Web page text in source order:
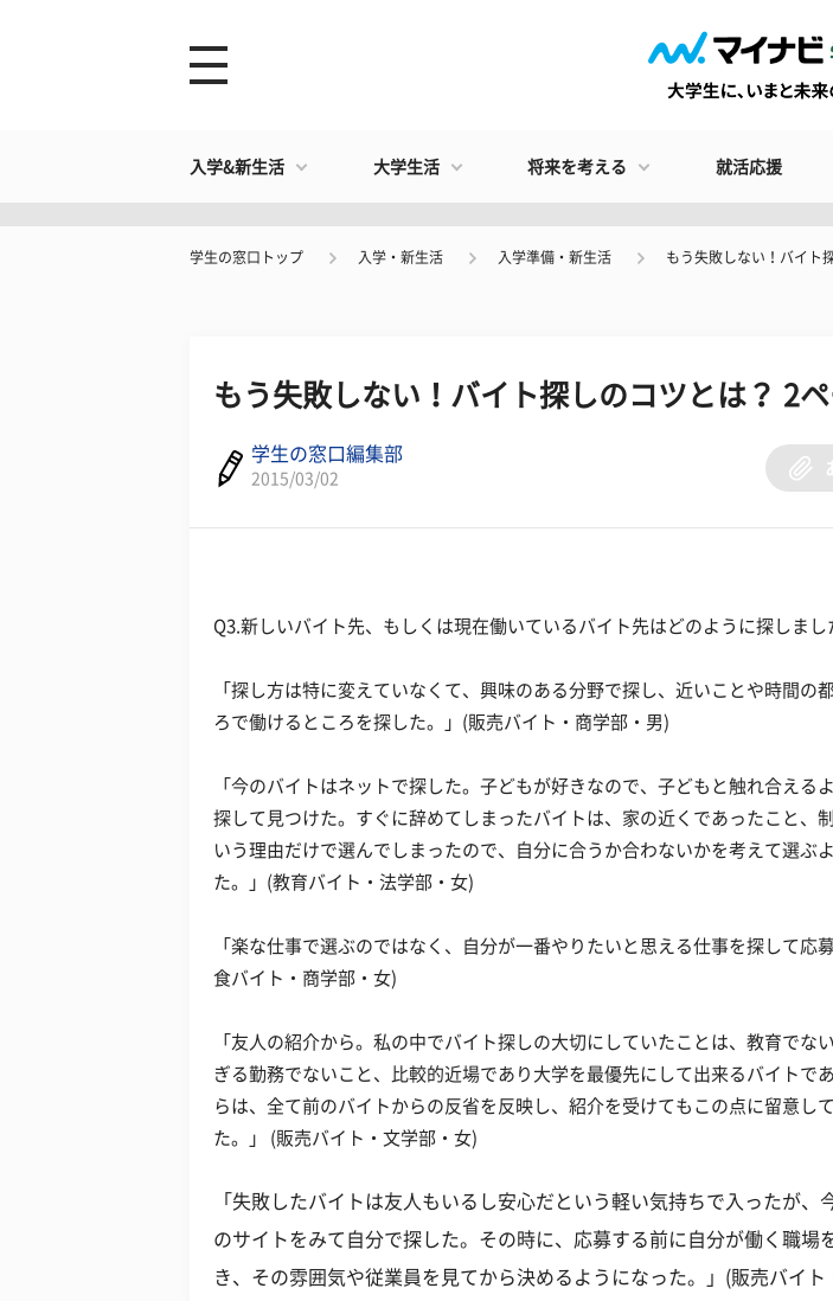
入学&新生活 大学生活 将来を考える 就活応援
学生の窓口トップ 入学・新生活 入学準備・新生活 もう失敗しない！バイト
もう失敗しない！バイト探しのコツとは？ 2ペ
学生の窓口編集部
2015/03/02
Q3.新しいバイト先、もしくは現在働いているバイト先はどのように探しまし
「探し方は特に変えていなくて、興味のある分野で探し、近いことや時間の
ろで働けるところを探した。」(販売バイト・商学部・男)
「今のバイトはネットで探した。子どもが好きなので、子どもと触れ合える
探して見つけた。すぐに辞めてしまったバイトは、家の近くであったこと、
いう理由だけで選んでしまったので、自分に合うか合わないかを考えて選ぶ
た。」(教育バイト・法学部・女)
「楽な仕事で選ぶのではなく、自分が一番やりたいと思える仕事を探して応
食バイト・商学部・女)
「友人の紹介から。私の中でバイト探しの大切にしていたことは、教育でな
ぎる勤務でないこと、比較的近場であり大学を最優先にして出来るバイトで
らは、全て前のバイトからの反省を反映し、紹介を受けてもこの点に留意し
た。」 (販売バイト・文学部・女)
「失敗したバイトは友人もいるし安心だという軽い気持ちで入ったが、
のサイトをみて自分で探した。その時に、応募する前に自分が働く職場
き、その雰囲気や従業員を見てから決めるようになった。」(販売バイト